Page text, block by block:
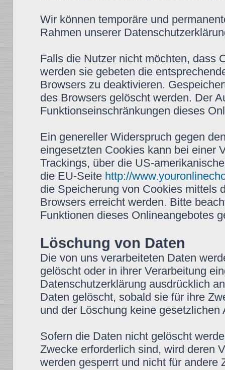
Wir können temporäre und
Rahmen unserer
Falls die Nutzer nicht möchten, dass
werden sie gebeten die
Browsers zu deaktivieren.
des Browsers gelöscht werden. Der
Funktionseinschränkungen dieses
Ein genereller Widerspruch gegen
eingesetzten Cookies kann bei einer
Trackings, über die US-
die EU-Seite http://
die Speicherung von Cookies mittels
Browsers erreicht werden. Bitte
Funktionen dieses Onlineangebotes
Löschung von Daten
Die von uns verarbeiteten Daten
gelöscht oder in ihrer Verarbeitung
Datenschutzerklärung ausdrücklich
Daten gelöscht, sobald sie für ihre
und der Löschung keine
Sofern die Daten nicht gelöscht
Zwecke erforderlich sind, wird deren
werden gesperrt und nicht für